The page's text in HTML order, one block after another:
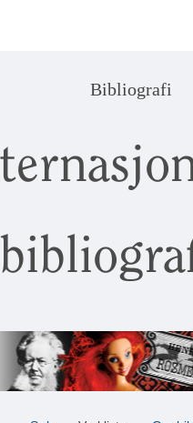
Bibliografi